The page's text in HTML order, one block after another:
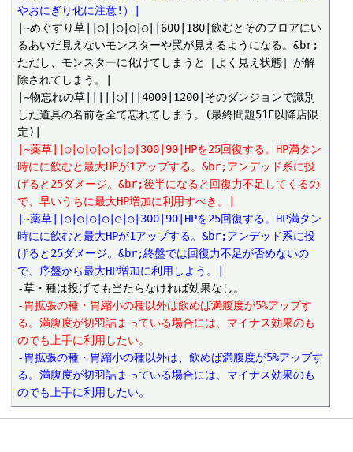
やおにぎり化に注意!）|
|~めぐすり草||○||○|○|○||600|180|飲むとそのフロアにい
るあいだ見えないモンスターや罠が見えるようになる。&br;
ただし、モンスターに化けてしまうと［よく見え状態］が解
除されてしまう。|
|~物忘れの草|||||○|||4000|1200|そのダンジョンで識別
した道具の名前を全て忘れてしまう。(最終問題51F以降店限
|~薬草||○|○|○|○|○|○|300|90|HPを25回復する。HP満タン
時にに飲むと最大HPが1アップする。&br;アンデッド系に投
げると25ダメージ。&br;後半になると回復力不足してくるの
で、早いうちに最大HP増加に利用すべき。|
|~薬草||○|○|○|○|○|○|300|90|HPを25回復する。HP満タン
時にに飲むと最大HPが1アップする。&br;アンデッド系に投
げると25ダメージ。&br;終盤では回復力不足が否めないの
で、序盤から最大HP増加に利用しよう。|
-胃拡張の種・胃縮小の種以外は飲めば満腹度が5%アップす
る。満腹度が切羽詰まっている場合には、マイナス効果のも
のでも上手に利用したい。
-胃拡張の種・胃縮小の種以外は、飲めば満腹度が5%アップす
る。満腹度が切羽詰まっている場合には、マイナス効果のも
のでも上手に利用したい。